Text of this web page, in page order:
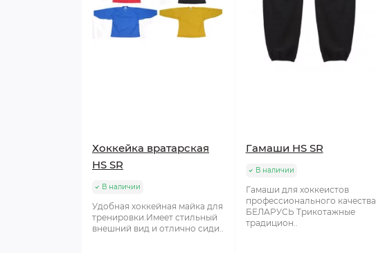
Хоккейка вратарская
HS SR
В наличии
Удобная хоккейная майка для
тренировки.Имеет стильный
внешний вид и отлично сиди..
Гамаши HS SR
В наличии
Гамаши для хоккеистов
профессионального качества
БЕЛАРУСЬ Трикотажные
традицион..